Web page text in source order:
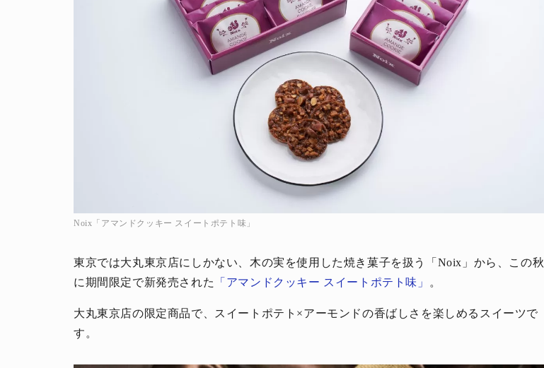
Noix「アマンドクッキー スイートポテト味」
東京では大丸東京店にしかない、木の実を使用した焼き菓子を扱う「Noix」から、この秋
に期間限定で新発売された
「アマンドクッキー スイートポテト味」 。
大丸東京店の限定商品で、スイートポテト×アーモンドの香ばしさを楽しめるスイーツで
す。